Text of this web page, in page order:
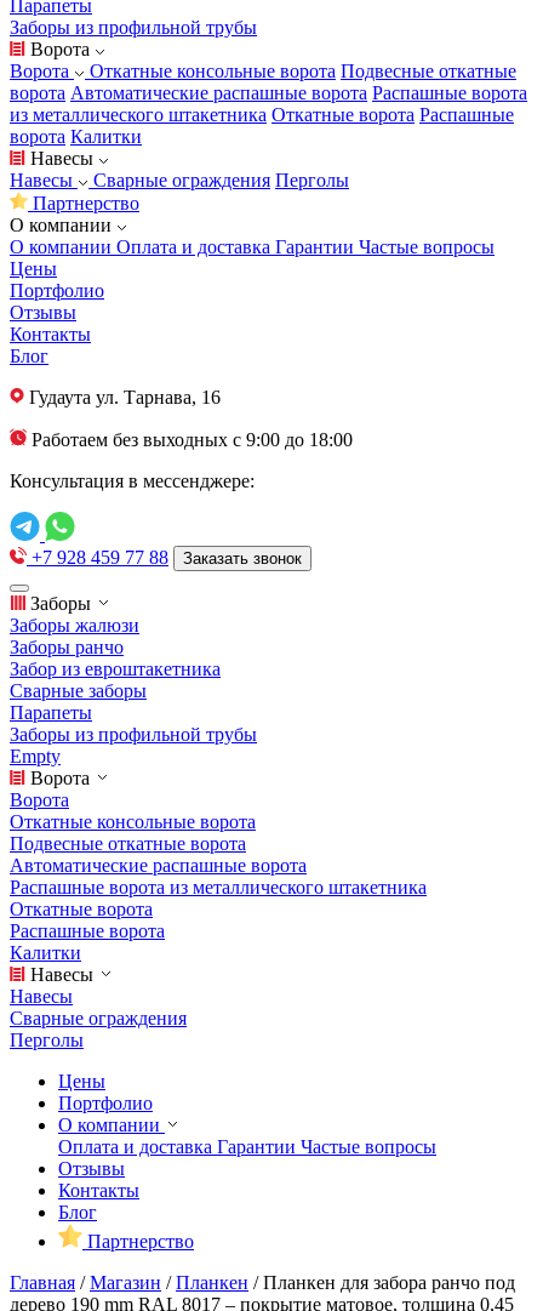
Парапеты
Заборы из профильной трубы
Ворота
Ворота
Откатные консольные ворота Подвесные откатные
ворота Автоматические распашные ворота Распашные ворота
из металлического штакетника Откатные ворота Распашные
ворота Калитки
Навесы
Навесы
Сварные ограждения Перголы
Партнерство
О компании
О компании Оплата и доставка Гарантии Частые вопросы
Цены
Портфолио
Отзывы
Контакты
Блог
Гудаута ул. Тарнава, 16
Работаем без выходных с 9:00 до 18:00
Консультация в мессенджере:
+7 928 459 77 88 Заказать звонок
Заборы
Заборы жалюзи
Заборы ранчо
Забор из евроштакетника
Сварные заборы
Парапеты
Заборы из профильной трубы
Empty
Ворота
Ворота
Откатные консольные ворота
Подвесные откатные ворота
Автоматические распашные ворота
Распашные ворота из металлического штакетника
Откатные ворота
Распашные ворота
Калитки
Навесы
Навесы
Сварные ограждения
Перголы
Цены
Портфолио
О компании
Оплата и доставка Гарантии Частые вопросы
Отзывы
Контакты
Блог
Партнерство
Главная /Магазин /Планкен /Планкен для забора ранчо под
дерево 190 mm RAL 8017 – покрытие матовое, толщина 0,45